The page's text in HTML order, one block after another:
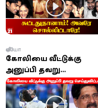
கோலியை வீட்டுக்கு
அனுப்பி தவறு
செய்துவிட்டனர் - நான்
இருந்திருந்தால்
அனுப்பியிருக்க
வீடியோ